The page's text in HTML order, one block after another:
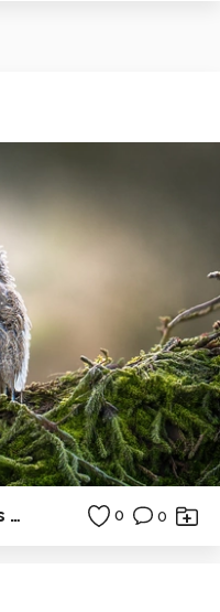
Hoge bomen bos dennenbos Duitsland 0 0